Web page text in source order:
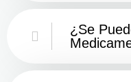
¿Se